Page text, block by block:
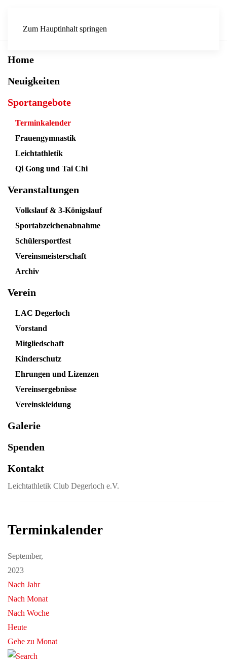
Zum Hauptinhalt springen
Home
Neuigkeiten
Sportangebote
Terminkalender
Frauengymnastik
Leichtathletik
Qi Gong und Tai Chi
Veranstaltungen
Volkslauf & 3-Königslauf
Sportabzeichenabnahme
Schülersportfest
Vereinsmeisterschaft
Archiv
Verein
LAC Degerloch
Vorstand
Mitgliedschaft
Kinderschutz
Ehrungen und Lizenzen
Vereinsergebnisse
Vereinskleidung
Galerie
Spenden
Kontakt
Leichtathletik Club Degerloch e.V.
Terminkalender
September,
2023
Nach Jahr
Nach Monat
Nach Woche
Heute
Gehe zu Monat